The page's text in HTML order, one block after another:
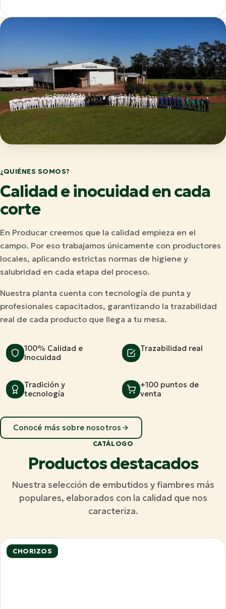
¿QUIÉNES SOMOS?
Calidad e inocuidad en cada
corte
En Producar creemos que la calidad empieza en el
campo. Por eso trabajamos únicamente con productores
locales, aplicando estrictas normas de higiene y
salubridad en cada etapa del proceso.
Nuestra planta cuenta con tecnología de punta y
profesionales capacitados, garantizando la trazabilidad
real de cada producto que llega a tu mesa.
100% Calidad e
Inocuidad
Trazabilidad real
Tradición y
tecnología
+100 puntos de
venta
Conocé más sobre nosotros
CATÁLOGO
Productos destacados
Nuestra selección de embutidos y fiambres más
populares, elaborados con la calidad que nos
caracteriza.
CHORIZOS